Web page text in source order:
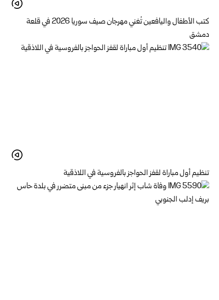
كتب الأطفال واليافعين تُغني مهرجان صيف سوريا 2026 في قلعة
دمشق
تنظيم أول مباراة لقفز الحواجز بالفروسية في اللاذقية